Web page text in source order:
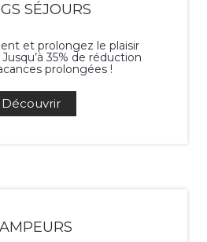
SÉJOURS
et prolongez le plaisir
35% de réduction
prolongées !
Découvrir